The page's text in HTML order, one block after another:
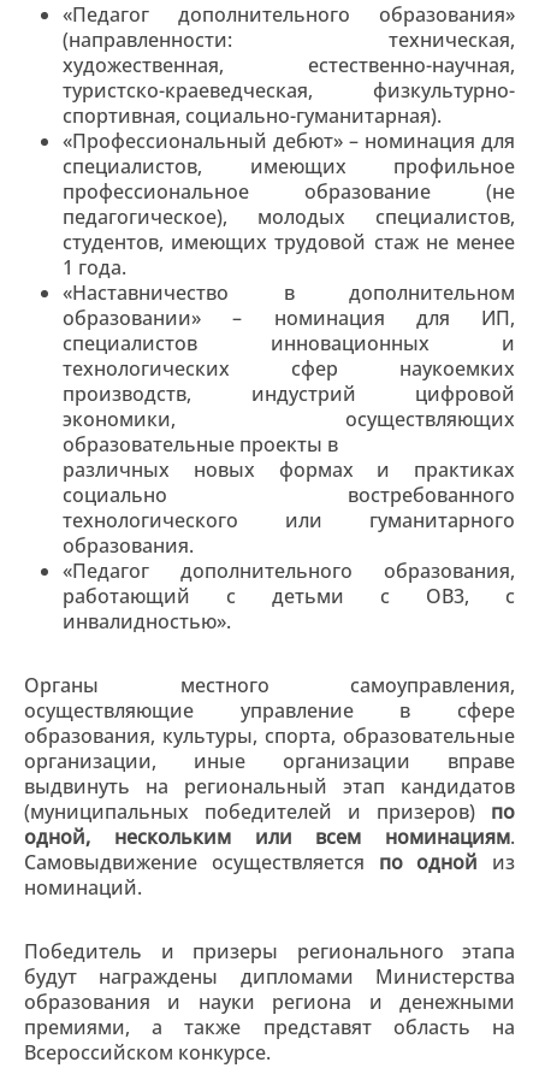
«Педагог дополнительного образования»
(направленности: техническая,
художественная, естественно-научная,
туристско-краеведческая, физкультурно-
спортивная, социально-гуманитарная).
«Профессиональный дебют» – номинация для
специалистов, имеющих профильное
профессиональное образование (не
педагогическое), молодых специалистов,
студентов, имеющих трудовой стаж не менее
1 года.
«Наставничество в дополнительном
образовании» – номинация для ИП,
специалистов инновационных и
технологических сфер наукоемких
производств, индустрий цифровой
экономики, осуществляющих
образовательные проекты в
различных новых формах и практиках
социально востребованного
технологического или гуманитарного
образования.
«Педагог дополнительного образования,
работающий с детьми с OB3, с
инвалидностью».
Органы местного самоуправления,
осуществляющие управление в сфере
образования, культуры, спорта, образовательные
организации, иные организации вправе
выдвинуть на региональный этап кандидатов
(муниципальных победителей и призеров) по
одной, нескольким или всем номинациям.
Самовыдвижение осуществляется по одной из
номинаций.
Победитель и призеры регионального этапа
будут награждены дипломами Министерства
образования и науки региона и денежными
премиями, а также представят область на
Всероссийском конкурсе.